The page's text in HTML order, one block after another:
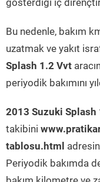
gösterdiği iç
Bu nedenle, bakım
uzatmak ve yakıt
Splash 1.2 Vvt
periyodik bakımını
2013 Suzuki Splash
takibini
tablosu.html
Periyodik bakımda